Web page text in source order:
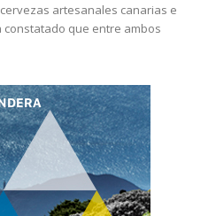
artesanales canarias e
que entre ambos